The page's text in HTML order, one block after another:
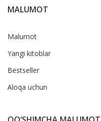
MALUMOT
Malumot
Yangi kitoblar
Bestseller
Aloqa uchun